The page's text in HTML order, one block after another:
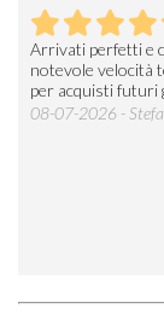
Arrivati perfetti e
notevole velocità
per acquisti futuri
08-07-2026 -